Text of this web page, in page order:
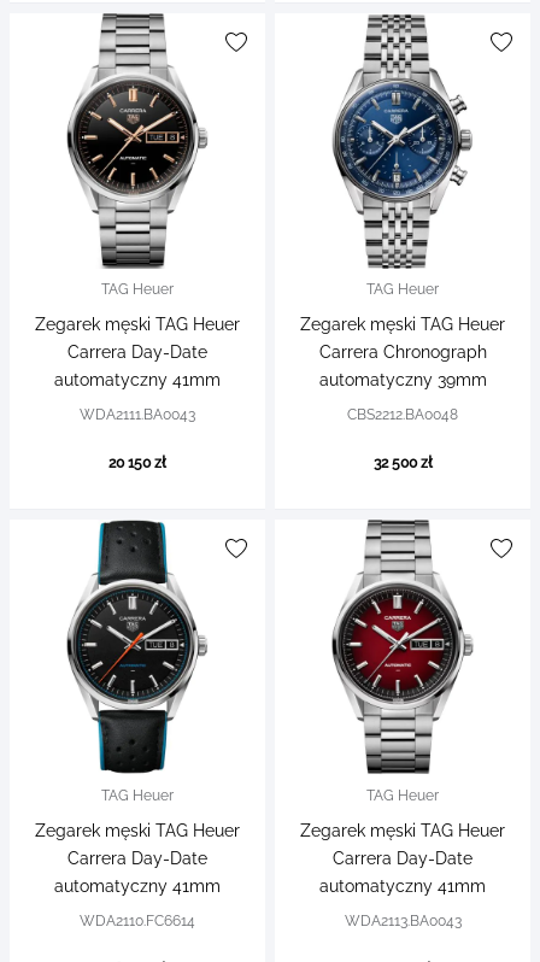
TAG Heuer
Zegarek męski TAG Heuer
Carrera Day-Date
automatyczny 41mm
WDA2111.BA0043
20 150 zł
TAG Heuer
Zegarek męski TAG Heuer
Carrera Chronograph
automatyczny 39mm
CBS2212.BA0048
32 500 zł
TAG Heuer
Zegarek męski TAG Heuer
Carrera Day-Date
automatyczny 41mm
WDA2110.FC6614
TAG Heuer
Zegarek męski TAG Heuer
Carrera Day-Date
automatyczny 41mm
WDA2113.BA0043